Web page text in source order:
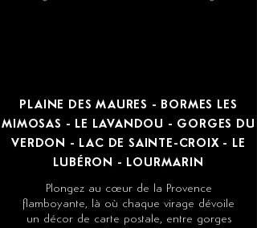
PLAINE DES MAURES - BORMES LES
MIMOSAS - LE LAVANDOU - GORGES DU
VERDON - LAC DE SAINTE-CROIX - LE
LUBÉRON - LOURMARIN
Plongez au cœur de la Provence
flamboyante, là où chaque virage dévoile
un décor de carte postale, entre gorges